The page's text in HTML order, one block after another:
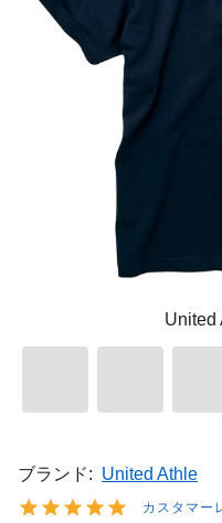
United
ブランド: United Athle
カスタマー